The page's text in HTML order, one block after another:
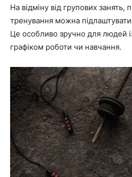
На відміну від групових занять,
тренування можна
Це особливо зручно для людей
графіком роботи чи навчання.